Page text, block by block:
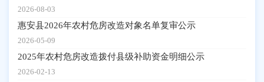
2026-08-03
惠安县2026年农村危房改造对象名单复审公示
2026-05-09
2025年农村危房改造拨付县级补助资金明细公示
2026-02-13